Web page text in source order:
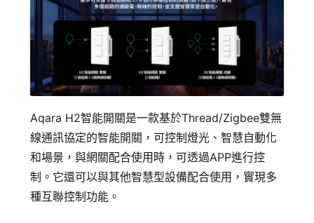
Aqara H2智能開關是一款基於Thread/Zigbee雙無
線通訊協定的智能開關，可控制燈光、智慧自動化
和場景，與網關配合使用時，可透過APP進行控
制。它還可以與其他智慧型設備配合使用，實現多
種互聯控制功能。